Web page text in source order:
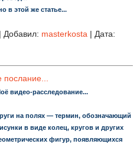
в этой же статье...
| Добавил: masterkosta | Дата:
послание...
видео-расследование...
на полях — термин, обозначающий
в виде колец, кругов и других
фигур, появляющихся